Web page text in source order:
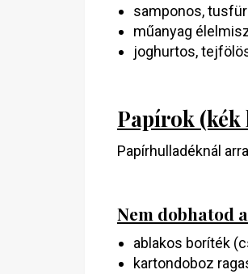
samponos,
műanyag
joghurtos,
Papírok (kék
Papírhulladéknál
Nem dobhatod
ablakos boríték
kartondoboz